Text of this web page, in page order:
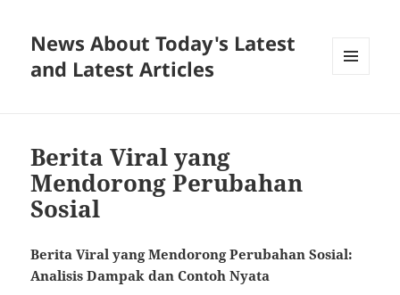
News About Today's Latest
and Latest Articles
Berita Viral yang
Mendorong Perubahan
Sosial
Berita Viral yang Mendorong Perubahan Sosial:
Analisis Dampak dan Contoh Nyata